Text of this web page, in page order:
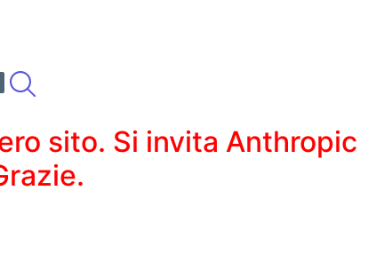
sito. Si invita Anthropic